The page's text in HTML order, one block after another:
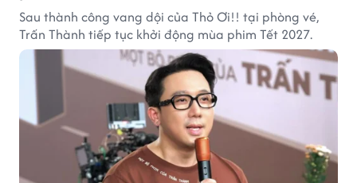
Sau thành công vang dội của Thỏ Ơi!! tại phòng vé,
Trấn Thành tiếp tục khởi động mùa phim Tết 2027.